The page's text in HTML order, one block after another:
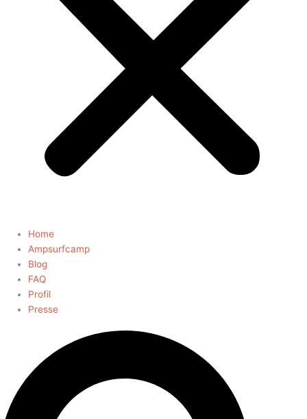
Home
Ampsurfcamp
Blog
FAQ
Profil
Presse